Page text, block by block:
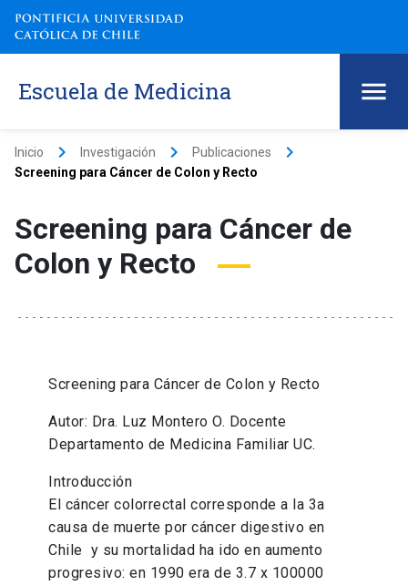
Escuela de Medicina
Inicio keyboard_arrow_right Investigación keyboard_arrow_right Publicaciones keyboard_arrow_right
Screening para Cáncer de Colon y Recto
Screening para Cáncer de
Colon y Recto
Screening para Cáncer de Colon y Recto
Autor: Dra. Luz Montero O. Docente
Departamento de Medicina Familiar UC.
Introducción
El cáncer colorrectal corresponde a la 3a
causa de muerte por cáncer digestivo en
Chile y su mortalidad ha ido en aumento
progresivo: en 1990 era de 3.7 x 100000